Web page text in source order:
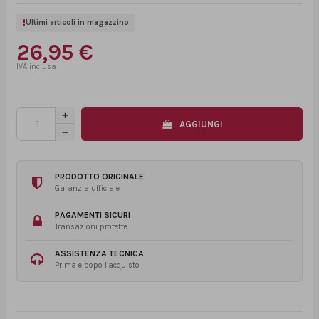
Ultimi articoli in magazzino
26,95 €
AGGIUNGI
PRODOTTO ORIGINALE
Garanzia ufficiale
PAGAMENTI SICURI
Transazioni protette
ASSISTENZA TECNICA
Prima e dopo l’acquisto